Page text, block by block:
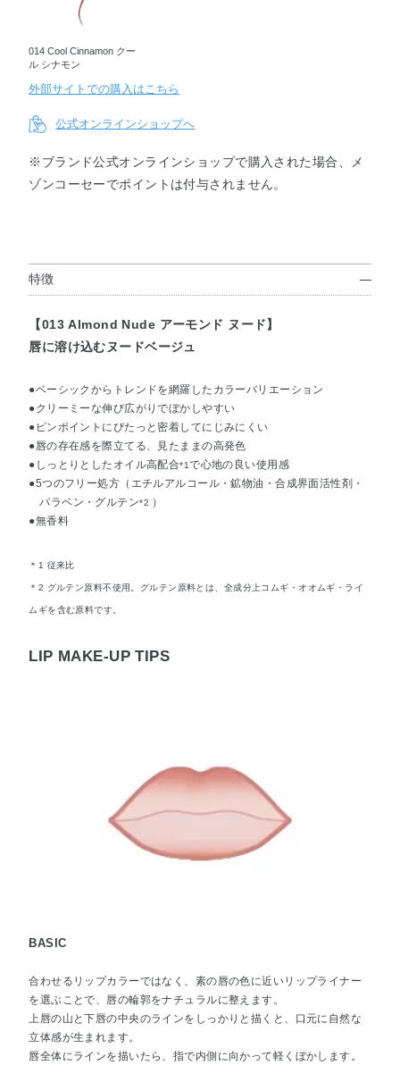
014 Cool Cinnamon クー
ル シナモン
外部サイトでの購入はこちら
公式オンラインショップへ
※ブランド公式オンラインショップで購入された場合、メ
ゾンコーセーでポイントは付与されません。
特徴
【013 Almond Nude アーモンド ヌード】
唇に溶け込むヌードベージュ
●ベーシックからトレンドを網羅したカラーバリエーション
●クリーミーな伸び広がりでぼかしやすい
●ピンポイントにぴたっと密着してにじみにくい
●唇の存在感を際立てる、見たままの高発色
●しっとりとしたオイル高配合*1で心地の良い使用感
●5つのフリー処方（エチルアルコール・鉱物油・合成界面活性剤・
パラベン・グルテン*2 ）
●無香料
＊1 従来比
＊2 グルテン原料不使用。グルテン原料とは、全成分上コムギ・オオムギ・ライ
ムギを含む原料です。
LIP MAKE-UP TIPS
BASIC
合わせるリップカラーではなく、素の唇の色に近いリップライナー
を選ぶことで、唇の輪郭をナチュラルに整えます。
上唇の山と下唇の中央のラインをしっかりと描くと、口元に自然な
立体感が生まれます。
唇全体にラインを描いたら、指で内側に向かって軽くぼかします。